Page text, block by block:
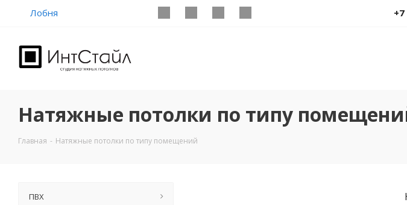
Лобня
Натяжные потолки по типу
Главная - Натяжные потолки по типу помещений
ПВХ